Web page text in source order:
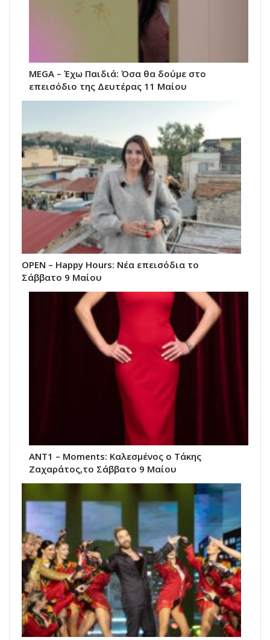
MEGA – Έχω Παιδιά: Όσα θα δούμε στο
επεισόδιο της Δευτέρας 11 Μαίου
ΟΡΕΝ – Happy Hours: Νέα επεισόδια το
Σάββατο 9 Μαίου
ANT1 – Moments: Καλεσμένος ο Τάκης
Ζαχαράτος,το Σάββατο 9 Μαίου